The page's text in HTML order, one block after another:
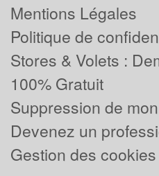
Mentions Légales
Politique de
Stores & Volets :
100% Gratuit
Suppression de
Devenez un
Gestion des cookies